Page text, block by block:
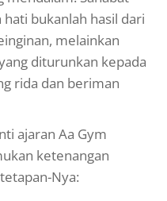
bukanlah hasil dari
melainkan
diturunkan kepada
rida dan beriman
ajaran Aa Gym
ketenangan
Nya: